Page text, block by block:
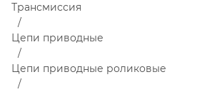
Трансмиссия
Цепи приводные
Цепи приводные роликовые